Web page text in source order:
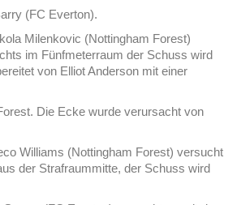
(FC Everton).
Milenkovic (Nottingham Forest)
im Fünfmeterraum der Schuss wird
von Elliot Anderson mit einer
Die Ecke wurde verursacht von
Williams (Nottingham Forest) versucht
der Strafraummitte, der Schuss wird